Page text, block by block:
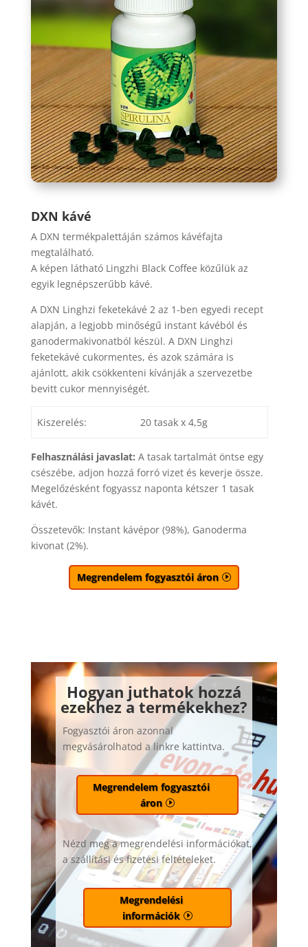
DXN kávé
A DXN termékpalettáján számos kávéfajta
megtalálható.
A képen látható Lingzhi Black Coffee közűlük az
egyik legnépszerűbb kávé.
A DXN Linghzi feketekávé 2 az 1-ben egyedi recept
alapján, a legjobb minőségű instant kávéból és
ganodermakivonatból készül. A DXN Linghzi
feketekávé cukormentes, és azok számára is
ajánlott, akik csökkenteni kívánják a szervezetbe
bevitt cukor mennyiségét.
Kiszerelés: 20 tasak x 4,5g
Felhasználási javaslat: A tasak tartalmát öntse egy
csészébe, adjon hozzá forró vizet és keverje össze.
Megelőzésként fogyassz naponta kétszer 1 tasak
kávét.
Összetevők: Instant kávépor (98%), Ganoderma
kivonat (2%).
Megrendelem fogyasztói áron
Hogyan juthatok hozzá
ezekhez a termékekhez?
Fogyasztói áron azonnal
megvásárolhatod a linkre kattintva.
Megrendelem fogyasztói
áron
Nézd meg a megrendelési információkat,
a szállítási és fizetési feltételeket.
Megrendelési
információk